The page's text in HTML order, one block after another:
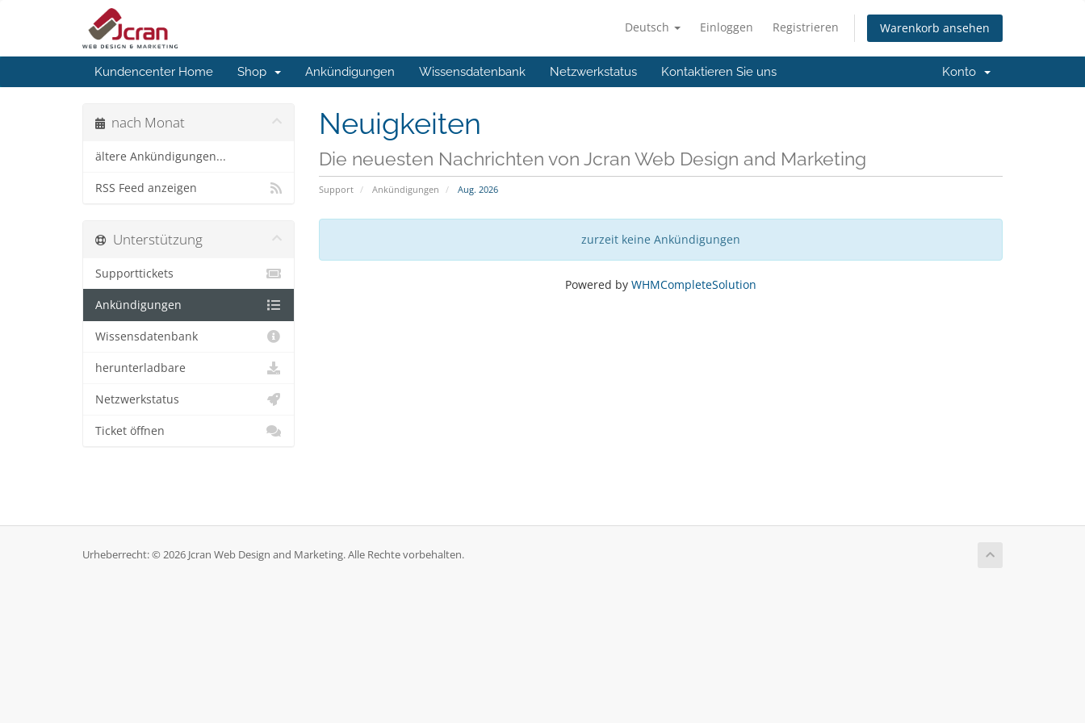
Deutsch Einloggen Registrieren Warenkorb ansehen
Kundencenter Home Shop Ankündigungen Wissensdatenbank Netzwerkstatus Kontaktieren Sie uns Konto
Neuigkeiten
Die neuesten Nachrichten von Jcran Web Design and Marketing
Support Ankündigungen Aug. 2026
nach Monat
ältere Ankündigungen...
RSS Feed anzeigen
zurzeit keine Ankündigungen
Powered by WHMCompleteSolution
Unterstützung
Supporttickets
Ankündigungen
Wissensdatenbank
herunterladbare
Netzwerkstatus
Ticket öffnen
Urheberrecht: © 2026 Jcran Web Design and Marketing. Alle Rechte vorbehalten.